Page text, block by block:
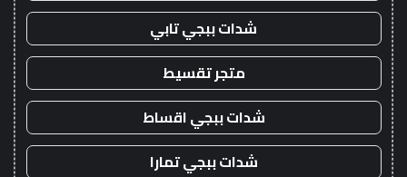
شدات ببجي تابي
متجر تقسيط
شدات ببجي اقساط
شدات ببجي تمارا